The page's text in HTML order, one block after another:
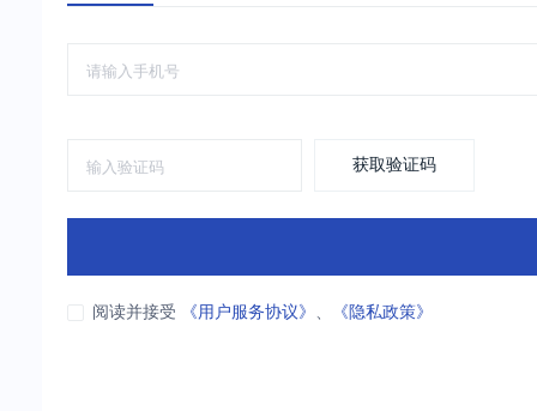
获取验证码
阅读并接受 《用户服务协议》 、 《隐私政策》